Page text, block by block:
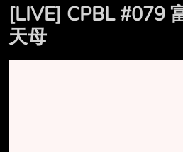
[LIVE] CPBL #079
天母